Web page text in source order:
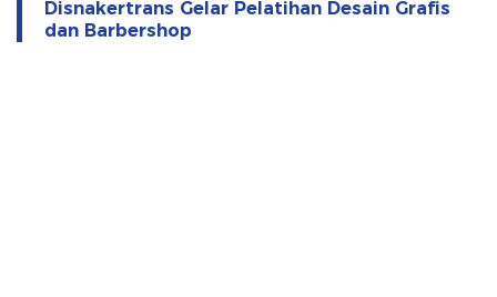
Disnakertrans Gelar Pelatihan Desain Grafis
dan Barbershop